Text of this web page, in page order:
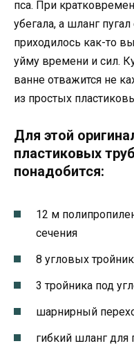
пса. При
убегала, а шланг
приходилось как-то
уйму времени и сил.
ванне отважится не
из простых
Для этой
пластиковых
понадобится:
12 м
сечения
8 угловых
3 тройника под
шарнирный
гибкий шланг